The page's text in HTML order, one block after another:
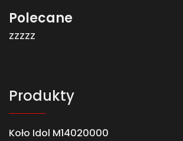
Polecane
zzzzz
Produkty
Koło Idol M14020000